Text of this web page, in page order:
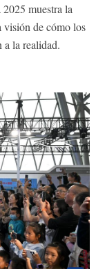
muestra la
visión de cómo los
a la realidad.